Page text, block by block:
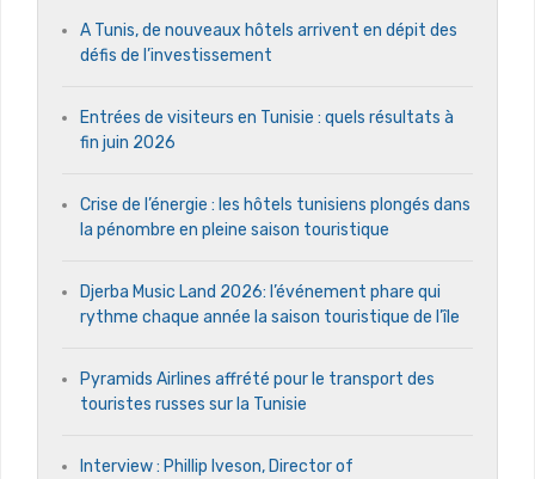
A Tunis, de nouveaux hôtels arrivent en dépit des
défis de l’investissement
Entrées de visiteurs en Tunisie : quels résultats à
fin juin 2026
Crise de l’énergie : les hôtels tunisiens plongés dans
la pénombre en pleine saison touristique
Djerba Music Land 2026: l’événement phare qui
rythme chaque année la saison touristique de l’île
Pyramids Airlines affrété pour le transport des
touristes russes sur la Tunisie
Interview : Phillip Iveson, Director of